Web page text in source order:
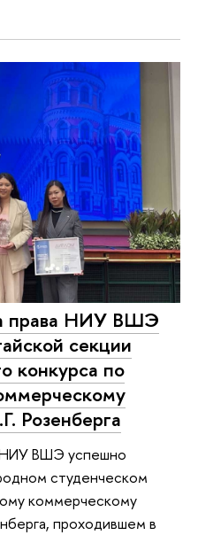
права НИУ ВШЭ
секции
конкурса по
Розенберга
НИУ ВШЭ успешно
студенческом
коммерческому
проходившем в